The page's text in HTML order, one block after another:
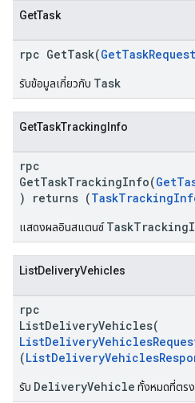
GetTask
rpc GetTask(GetTaskRequest
รับข้อมูลเกี่ยวกับ Task
GetTaskTrackingInfo
rpc
GetTaskTrackingInfo(
) returns (
แสดงผลอินสแตนซ์
ListDeliveryVehicles
rpc
ListDeliveryVehicles(
(
รับ DeliveryVehicle ทั้งหมดที่ตร